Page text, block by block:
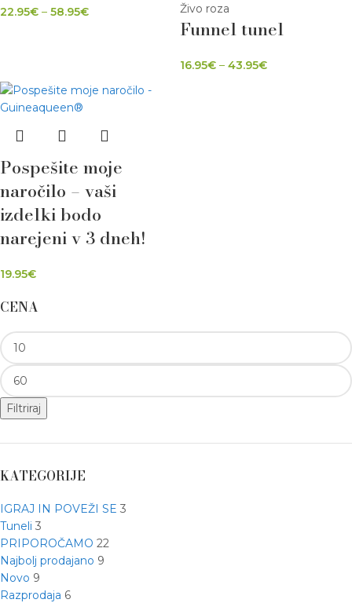
CENA
Filtriraj
KATEGORIJE
IGRAJ IN POVEŽI SE 3
Tuneli 3
PRIPOROČAMO 22
Najbolj prodajano 9
Novo 9
Razprodaja 6
22.95€ – 58.95€
Živo roza
Funnel tunel
16.95€ – 43.95€
Pospešite moje
naročilo – vaši
izdelki bodo
narejeni v 3 dneh!
19.95€